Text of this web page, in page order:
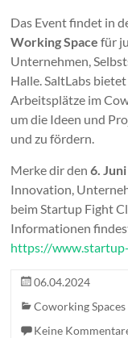
Das Event findet in
Working Space für
Unternehmen,
Halle. SaltLabs
Arbeitsplätze im
um die Ideen und
und zu fördern.
Merke dir den 6.
Innovation,
beim Startup Fight
Informationen
https://
06.04.2024
Coworking
Keine